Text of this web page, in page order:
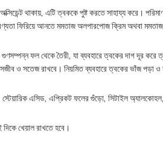
থাকায়, এটি ত্বককে পুষ্ট করতে সাহায্য করে।
ফিরিয়ে আনতে মমতাজ অলপারপোজ ক্রিম অথবা মমতাজ
ফল থেকে তৈরী, যা ব্যবহারে ত্বকের দাগ দূর
সজীব ও সতেজ রাখবে। নিয়মিত ব্যবহারে ত্বকের ভাঁজ
স্টেয়ারিক এসিড, এপ্রিকট ফলের গুঁড়ো, সিটাইল
খেয়াল রাখতে হবে।